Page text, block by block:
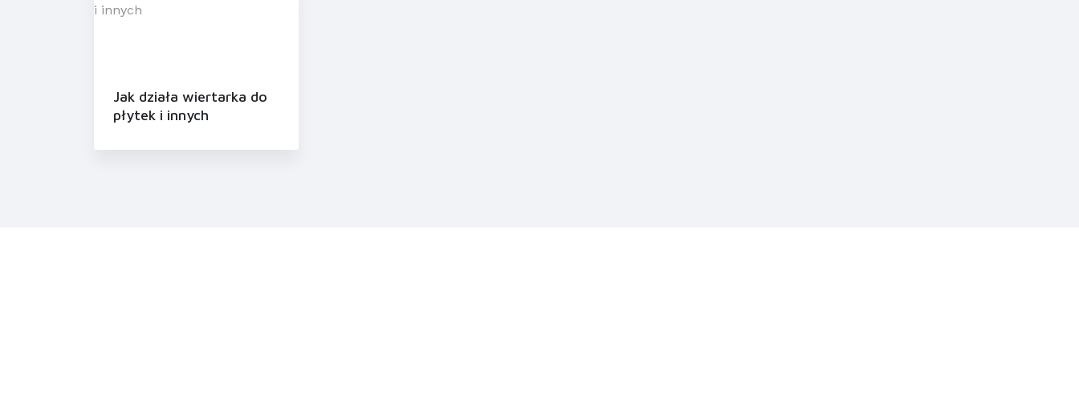
Jak działa wiertarka do
płytek i innych